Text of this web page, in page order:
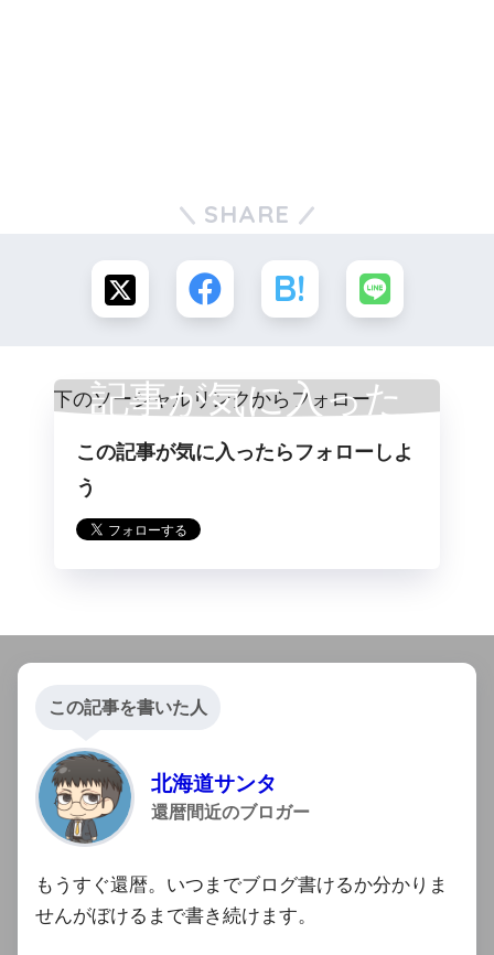
SHARE
記事が気に入った
らフォロー
この記事が気に入ったらフォローしよ
う
この記事を書いた人
北海道サンタ
還暦間近のブロガー
もうすぐ還暦。いつまでブログ書けるか分かりま
せんがぼけるまで書き続けます。